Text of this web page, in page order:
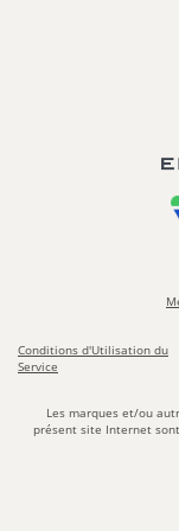
Conditions d'Utilisation du
Service
Les marques et/ou
présent site Internet